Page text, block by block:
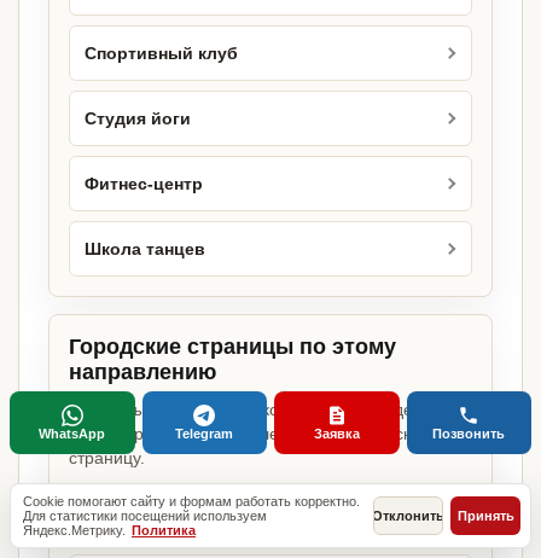
Спортивный клуб
Студия йоги
Фитнес-центр
Школа танцев
Городские страницы по этому
направлению
Если объект работает в конкретном городе,
можно сразу открыть релевантную городскую
страницу.
Студия танцев в Москве
Cookie помогают сайту и формам работать корректно.
Для статистики посещений используем
Яндекс.Метрику. Политика
Отклонить Принять
WhatsApp Telegram Заявка Позвонить